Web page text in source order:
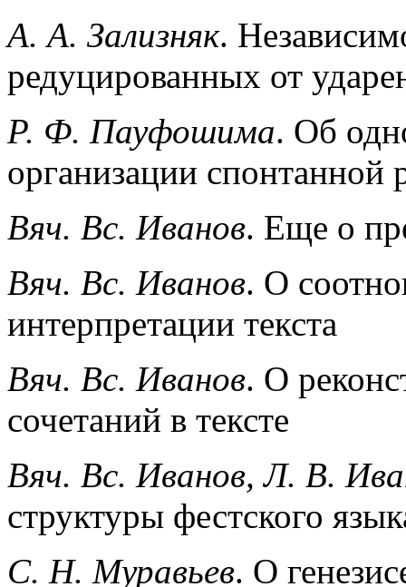
А. А. Зализняк.
редуцированных от
Р. Ф. Пауфошима. Об
организации спонтанной
Вяч. Вс. Иванов. Еще о
Вяч. Вс. Иванов. О
интерпретации текста
Вяч. Вс. Иванов. О
сочетаний в тексте
Вяч. Вс. Иванов, Л. В.
структуры фестского
С. Н. Муравьев. О